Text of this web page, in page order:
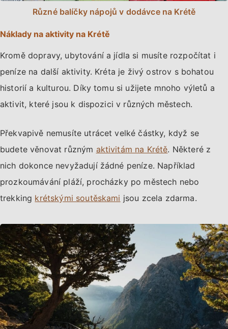
Různé balíčky nápojů v dodávce na Krétě
Náklady na aktivity na Krétě
Kromě dopravy, ubytování a jídla si musíte rozpočítat i
peníze na další aktivity. Kréta je živý ostrov s bohatou
historií a kulturou. Díky tomu si užijete mnoho výletů a
aktivit, které jsou k dispozici v různých městech.
Překvapivě nemusíte utrácet velké částky, když se
budete věnovat různým aktivitám na Krétě. Některé z
nich dokonce nevyžadují žádné peníze. Například
prozkoumávání pláží, procházky po městech nebo
trekking krétskými soutěskami jsou zcela zdarma.